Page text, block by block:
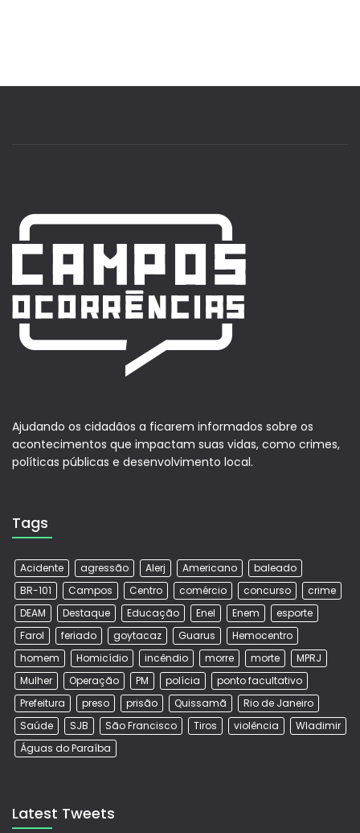
Ajudando os cidadãos a ficarem informados sobre os
acontecimentos que impactam suas vidas, como crimes,
políticas públicas e desenvolvimento local.
Tags
Acidente agressão Alerj Americano
baleado
BR-101
Campos Centro comércio concurso
crime
DEAM
Destaque Educação Enel Enem
esporte
Farol
feriado goytacaz Guarus
Hemocentro
homem
Homicídio incêndio morre morte
MPRJ
Mulher
Operação PM polícia
ponto facultativo
Prefeitura
preso prisão Quissamã
Rio de Janeiro
Saúde
SJB São Francisco Tiros violência
Wladimir
Águas do Paraíba
Latest Tweets